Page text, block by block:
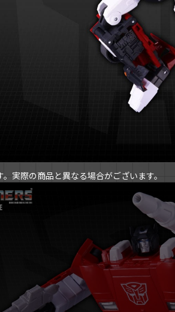
実際の商品と異なる場合がございます。